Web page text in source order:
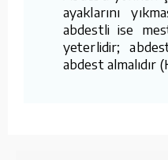
ayaklarını
abdestli ise
yeterlidir;
abdest almalıdır